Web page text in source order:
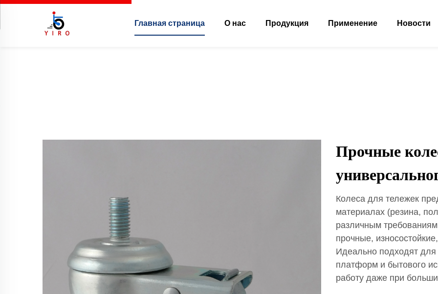
Главная страница О нас Продукция Применение Новости
Прочные
Колеса для тележек
материалах (резина,
различным
прочные,
Идеально подходят
платформ и бытового
работу даже при